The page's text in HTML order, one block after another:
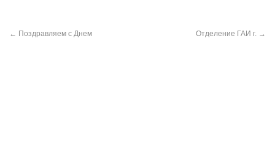
← Поздравляем с Днем Отделение ГАИ г. →